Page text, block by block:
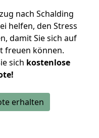
nach Schalding
helfen, den Stress
damit Sie sich auf
freuen können.
sich kostenlose
erhalten